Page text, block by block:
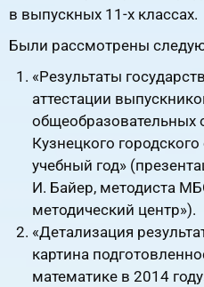
в выпускных 11-х классах.
Были рассмотрены
«Результаты
аттестации
общеобразовательных
Кузнецкого
учебный год»
И. Байер, методиста
методический центр»).
«Детализация
картина
математике в 2014